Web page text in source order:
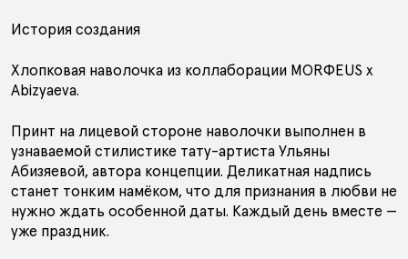
КОЛЛЕКЦИИ
ПОКУПАТЕЛЯМ В ПОДАРОК
КОНТАКТЫ
О БРЕНДЕ
РОССИЯ
История создания
Хлопковая наволочка из коллаборации MORФEUS х
Abizyaeva.
Принт на лицевой стороне наволочки выполнен в
узнаваемой стилистике тату-артиста Ульяны
Абизяевой, автора концепции. Деликатная надпись
станет тонким намёком, что для признания в любви не
нужно ждать особенной даты. Каждый день вместе —
уже праздник.